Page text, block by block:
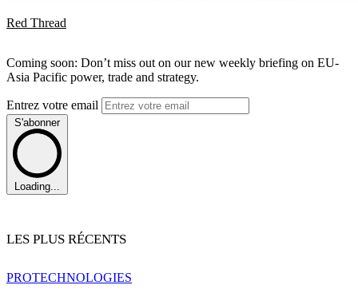
Red Thread
Coming soon: Don’t miss out on our new weekly briefing on EU-
Asia Pacific power, trade and strategy.
Entrez votre email
S'abonner
Loading...
LES PLUS RÉCENTS
PROTECHNOLOGIES